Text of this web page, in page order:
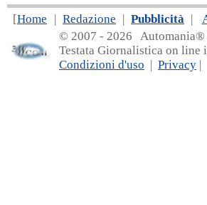
[Home | Redazione | Pubblicità |
© 2007 - 2026 Automania®
Testata Giornalistica on line
Condizioni d'uso | Privacy